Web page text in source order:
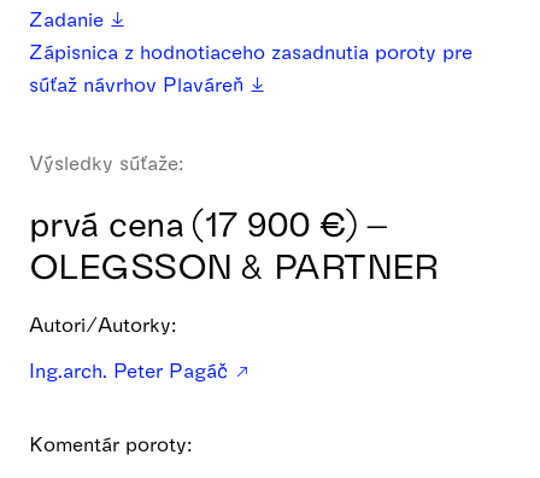
Zadanie
Zápisnica z hodnotiaceho zasadnutia poroty pre
súťaž návrhov Plaváreň
Výsledky súťaže:
prvá cena (17 900 €) –
OLEGSSON & PARTNER
Autori/Autorky:
Ing.arch. Peter Pagáč
Komentár poroty: